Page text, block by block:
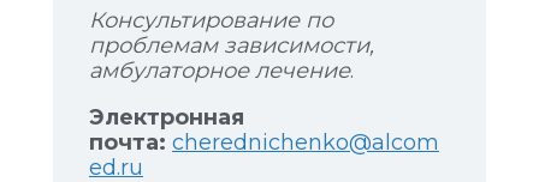
Консультирование по
проблемам зависимости,
амбулаторное лечение.
Электронная
почта: cherednichenko@alcom
ed.ru